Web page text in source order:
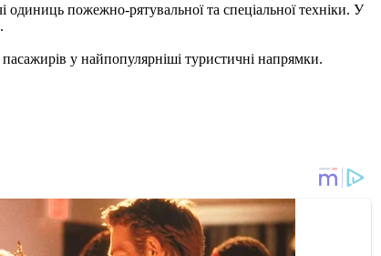
одиниць пожежно-рятувальної та спеціальної техніки. У
пасажирів у найпопулярніші туристичні напрямки.